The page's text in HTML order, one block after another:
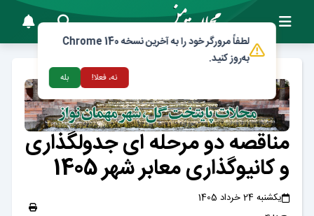
مناقصه دو مرحله ای جدولگذاری
و کانیوگذاری معابر شهر 1405
یکشنبه 24 خرداد 1405
لطفاً مرورگر خود را به آخرین نسخه Chrome 140
به‌روز کنید.
نه، فعلا! بله